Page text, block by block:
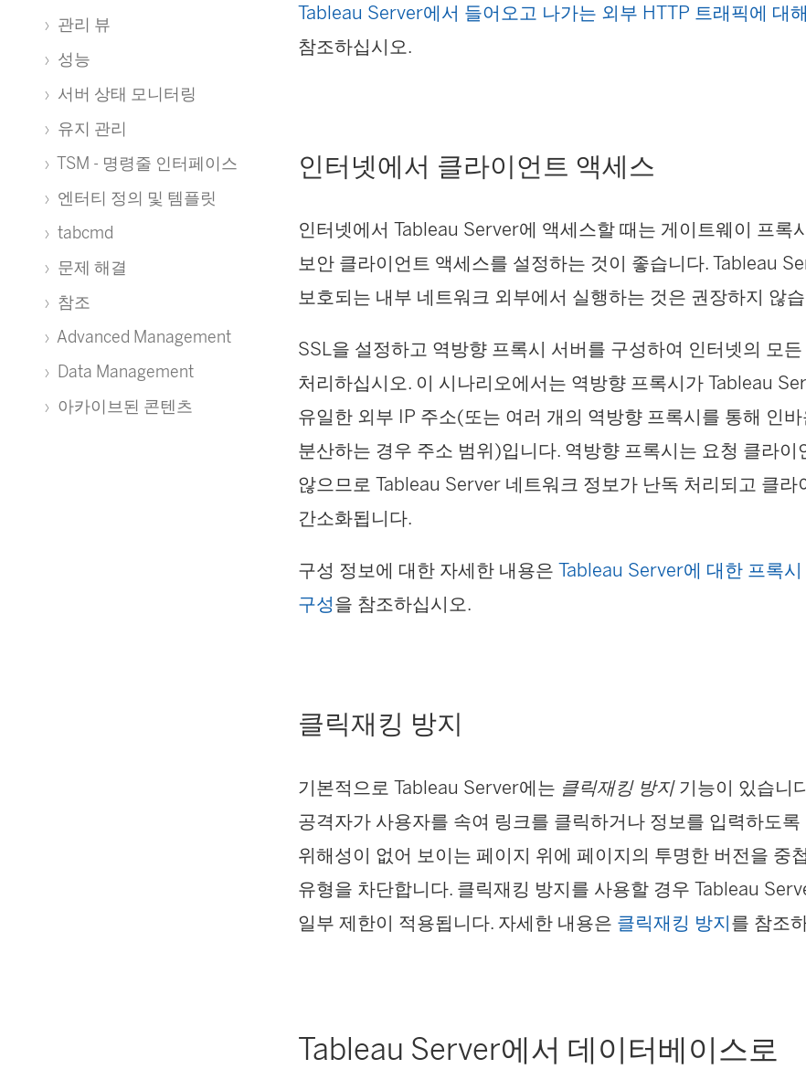
관리 뷰
성능
서버 상태 모니터링
유지 관리
TSM - 명령줄 인터페이스
엔터티 정의 및 템플릿
tabcmd
문제 해결
참조
Advanced Management
Data Management
아카이브된 콘텐츠
Tableau Server에서 들어오고 나가는 외부 HTTP 트래픽에 대
참조하십시오.
인터넷에서 클라이언트 액세스
인터넷에서 Tableau Server에 액세스할 때는 게이트웨이 프록
보안 클라이언트 액세스를 설정하는 것이 좋습니다. Tableau
보호되는 내부 네트워크 외부에서 실행하는 것은 권장하지 않
SSL을 설정하고 역방향 프록시 서버를 구성하여 인터넷의 모
처리하십시오. 이 시나리오에서는 역방향 프록시가 Tableau
유일한 외부 IP 주소(또는 여러 개의 역방향 프록시를 통해 인
분산하는 경우 주소 범위)입니다. 역방향 프록시는 요청 클라이
않으므로 Tableau Server 네트워크 정보가 난독 처리되고 클라
간소화됩니다.
구성 정보에 대한 자세한 내용은Tableau Server에 대한 프록
구성을 참조하십시오.
클릭재킹 방지
기본적으로 Tableau Server에는 클릭재킹 방지기능이 있습니
공격자가 사용자를 속여 링크를 클릭하거나 정보를 입력하도록
위해성이 없어 보이는 페이지 위에 페이지의 투명한 버전을 중
유형을 차단합니다. 클릭재킹 방지를 사용할 경우 Tableau
일부 제한이 적용됩니다. 자세한 내용은 클릭재킹 방지를 참조
Tableau Server에서 데이터베이스로